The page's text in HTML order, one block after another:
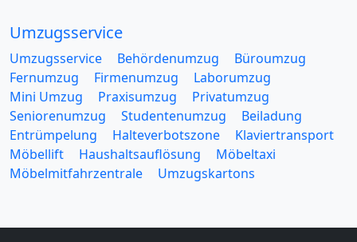
Umzugsservice
Umzugsservice Behördenumzug
Büroumzug
Fernumzug
Firmenumzug
Laborumzug
Mini Umzug
Praxisumzug
Privatumzug
Seniorenumzug
Studentenumzug
Beiladung
Entrümpelung
Halteverbotszone
Klaviertransport
Möbellift
Haushaltsauflösung
Möbeltaxi
Möbelmitfahrzentrale
Umzugskartons